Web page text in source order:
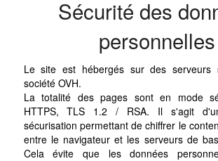
Sécurité des
personnelles
Le site est hébergés sur des serveurs
société OVH.
La totalité des pages sont en mode
HTTPS, TLS 1.2 / RSA. Il s'agit
sécurisation permettant de chiffrer le
entre le navigateur et les serveurs de
Cela évite que les données